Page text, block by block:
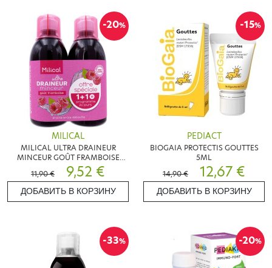
-20%
MILICAL
MILICAL ULTRA DRAINEUR
MINCEUR GOÛT FRAMBOISE
2X500ML
11,90 € 9,52 €
ДОБАВИТЬ В КОРЗИНУ
-15%
PEDIACT
BIOGAIA PROTECTIS GOUTTES
5ML
14,90 €
12,67 €
ДОБАВИТЬ В КОРЗИНУ
-33% -20%